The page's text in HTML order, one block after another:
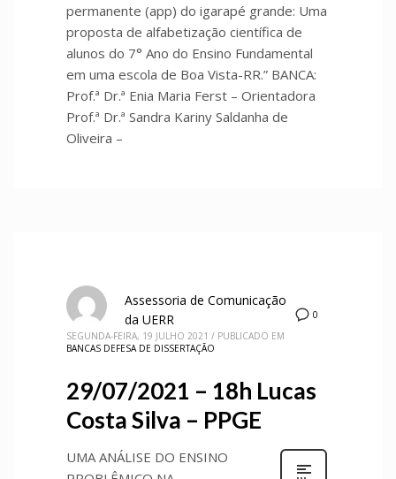
permanente (app) do igarapé grande: Uma
proposta de alfabetização científica de
alunos do 7° Ano do Ensino Fundamental
em uma escola de Boa Vista-RR.” BANCA:
Prof.ª Dr.ª Enia Maria Ferst – Orientadora
Prof.ª Dr.ª Sandra Kariny Saldanha de
Oliveira –
0
Assessoria de Comunicação
da UERR
SEGUNDA-FEIRA, 19 JULHO 2021 / PUBLICADO EM
BANCAS DEFESA DE DISSERTAÇÃO
29/07/2021 – 18h Lucas
Costa Silva – PPGE
UMA ANÁLISE DO ENSINO